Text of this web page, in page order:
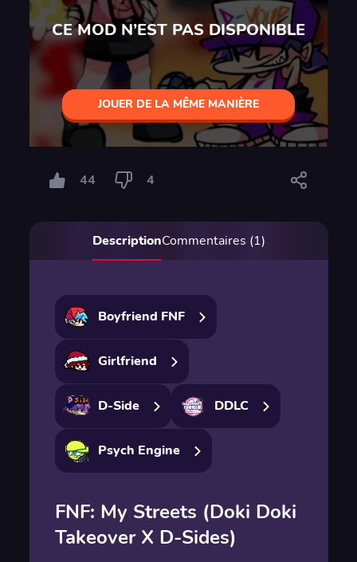
CE MOD N’EST PAS DISPONIBLE
JOUER DE LA MÊME MANIÈRE
44 4
DescriptionCommentaires (1)
Boyfriend FNF
Girlfriend
D-Side DDLC
Psych Engine
FNF: My Streets (Doki Doki
Takeover X D-Sides)